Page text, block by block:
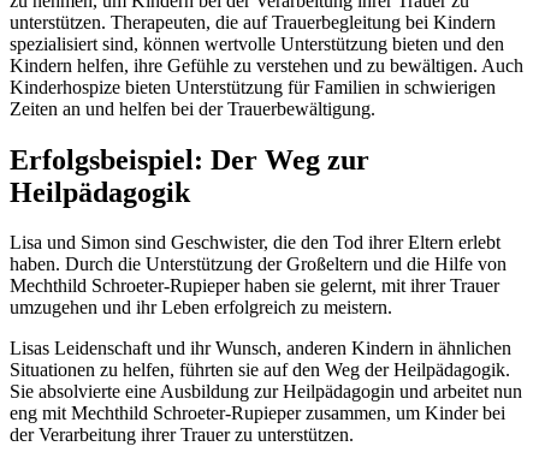
unterstützen. Therapeuten, die auf Trauerbegleitung bei Kindern
spezialisiert sind, können wertvolle Unterstützung bieten und den
Kindern helfen, ihre Gefühle zu verstehen und zu bewältigen. Auch
Kinderhospize bieten Unterstützung für Familien in schwierigen
Zeiten an und helfen bei der Trauerbewältigung.
Erfolgsbeispiel: Der Weg zur
Heilpädagogik
Lisa und Simon sind Geschwister, die den Tod ihrer Eltern erlebt
haben. Durch die Unterstützung der Großeltern und die Hilfe von
Mechthild Schroeter-Rupieper haben sie gelernt, mit ihrer Trauer
umzugehen und ihr Leben erfolgreich zu meistern.
Lisas Leidenschaft und ihr Wunsch, anderen Kindern in ähnlichen
Situationen zu helfen, führten sie auf den Weg der Heilpädagogik.
Sie absolvierte eine Ausbildung zur Heilpädagogin und arbeitet nun
eng mit Mechthild Schroeter-Rupieper zusammen, um Kinder bei
der Verarbeitung ihrer Trauer zu unterstützen.